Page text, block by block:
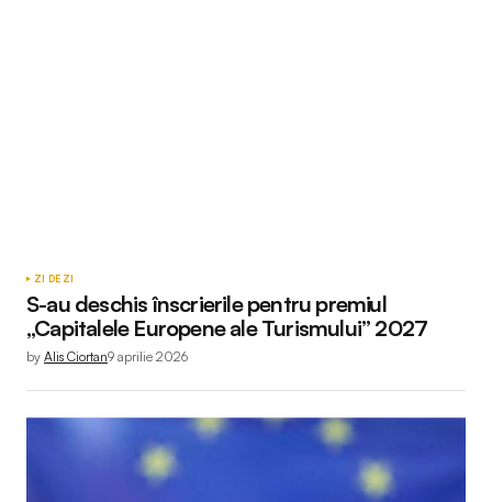
ZI DE ZI
S-au deschis înscrierile pentru premiul
„Capitalele Europene ale Turismului” 2027
by Alis Ciortan9 aprilie 2026